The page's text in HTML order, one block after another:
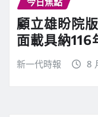
顧立雄盼院
面載具納116
新一代時報 8